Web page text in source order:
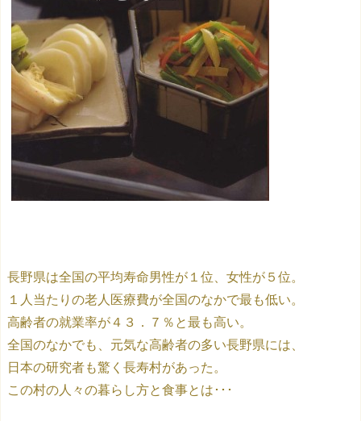
長野県は全国の平均寿命男性が１位、女性が５位。
１人当たりの老人医療費が全国のなかで最も低い。
高齢者の就業率が４３．７％と最も高い。
全国のなかでも、元気な高齢者の多い長野県には、
日本の研究者も驚く長寿村があった。
この村の人々の暮らし方と食事とは･･･